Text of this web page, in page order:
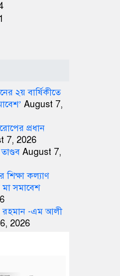
২য় বার্ষিকীতে
August 7,
প্রধান
7, 2026
August 7,
কল্যাণ
সমাবেশ
রহমান -এম আলী
2026